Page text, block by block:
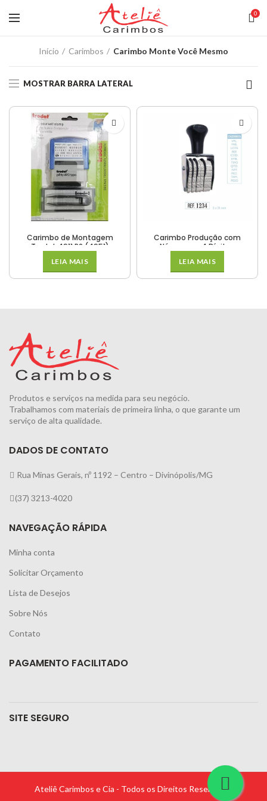
0
Início Carimbos Carimbo Monte Você Mesmo
MOSTRAR BARRA LATERAL
Carimbo de Montagem
Trodat 4911 P2 (4951)
LEIA MAIS
Carimbo Produção com
Números – 4 Dígitos
LEIA MAIS
Produtos e serviços na medida para seu negócio.
Trabalhamos com materiais de primeira linha, o que garante um
serviço de alta qualidade.
DADOS DE CONTATO
Rua Minas Gerais, nº 1192 – Centro – Divinópolis/MG
(37) 3213-4020
NAVEGAÇÃO RÁPIDA
Minha conta
Solicitar Orçamento
Lista de Desejos
Sobre Nós
Contato
PAGAMENTO FACILITADO
SITE SEGURO
Ateliê Carimbos e Cia - Todos os Direitos Reservados